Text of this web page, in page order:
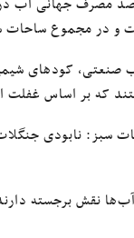
سبز) که ۴۰ تا ۶۰ درصد آب را
صنعتی، کودهای
که بر اساس غفلت
نابودی
نقش برجسته